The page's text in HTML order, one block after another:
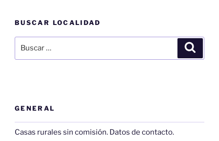
BUSCAR LOCALIDAD
por:
GENERAL
Casas rurales sin comisión. Datos de contacto.